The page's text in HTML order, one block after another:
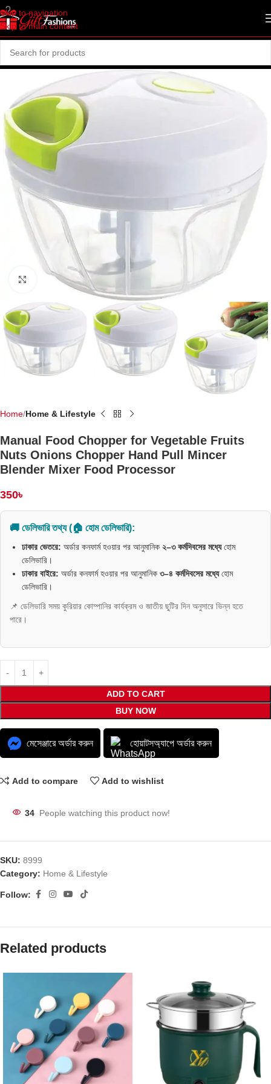
Skip to navigation
Skip to main content
Click to enlarge
Home Home & Lifestyle
Manual Food Chopper for Vegetable Fruits
Nuts Onions Chopper Hand Pull Mincer
Blender Mixer Food Processor
350৳
🚚 ডেলিভারি তথ্য (🏠 হোম ডেলিভারি):
ঢাকার ভেতরে: অর্ডার কনফার্ম হওয়ার পর আনুমানিক ২–৩ কর্মদিবসের মধ্যেহোম
ডেলিভারি।
ঢাকার বাইরে: অর্ডার কনফার্ম হওয়ার পর আনুমানিক ৩–৪ কর্মদিবসের মধ্যেহোম
ডেলিভারি।
📌 ডেলিভারি সময় কুরিয়ার কোম্পানির কার্যক্রম ও জাতীয় ছুটির দিন অনুসারে ভিন্ন হতে
পারে।
ADD TO CART
BUY NOW
মেসেঞ্জারে অর্ডার করুন হোয়াটসঅ্যাপে অর্ডার করুন
Add to compare Add to wishlist
34 People watching this product now!
SKU: 8999
Category: Home & Lifestyle
Follow:
Related products